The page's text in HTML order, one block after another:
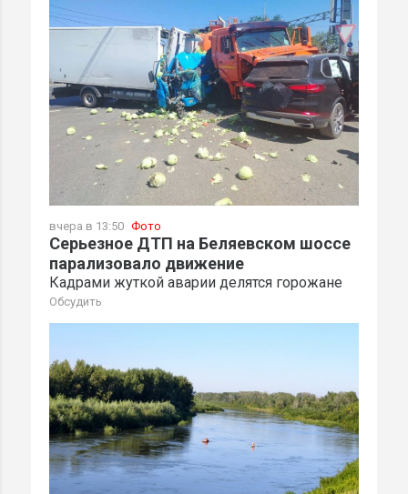
вчера в 13:50 Фото
Серьезное ДТП на Беляевском шоссе
парализовало движение
Кадрами жуткой аварии делятся горожане
Обсудить